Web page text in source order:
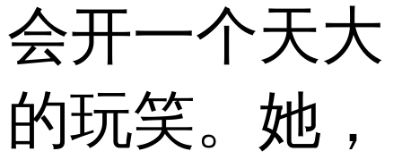
会开一个天大
的玩笑。她，